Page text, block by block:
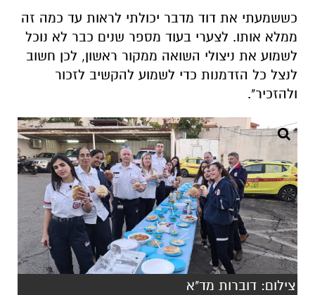
כששמעתי את דוד מדבר יכולתי לראות עד כמה זה
ממלא אותו. לצערי בעוד מספר שנים כבר לא נוכל
לשמוע את ניצולי השואה ממקור ראשון, לכן חשוב
לנצל כל הזדמנות כדי לשמוע להקשיב לזכור
ולהזכיר".
צילום: דוברות מד"א